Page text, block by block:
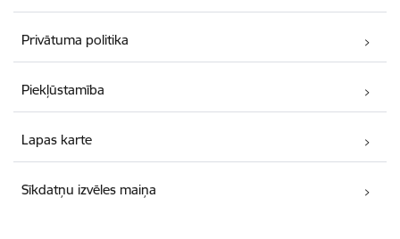
Privātuma politika
Piekļūstamība
Lapas karte
Sīkdatņu izvēles maiņa